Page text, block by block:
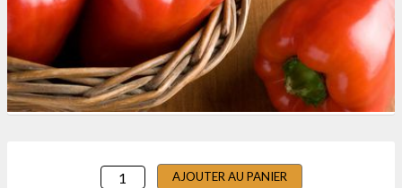
QUANTITÉ
AJOUTER AU PANIER